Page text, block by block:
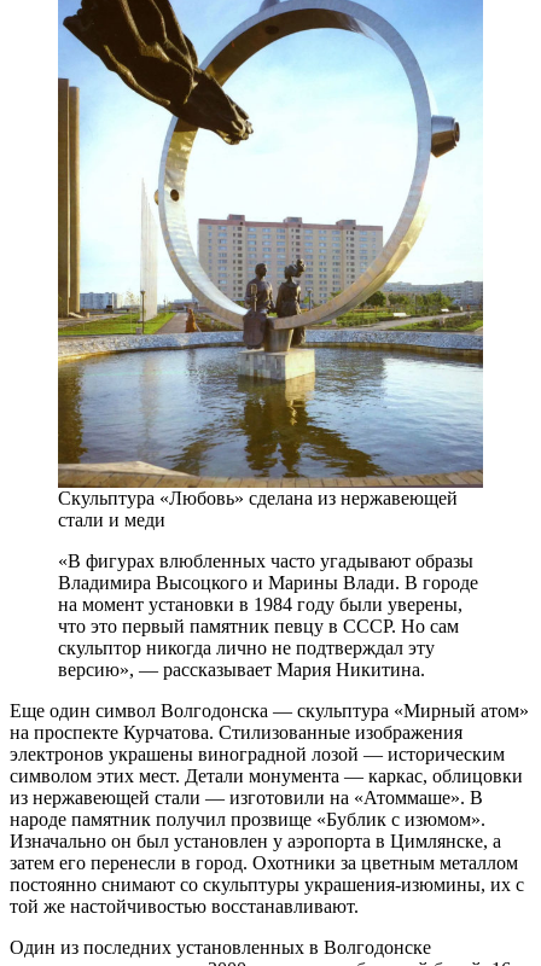
Скульптура «Любовь» сделана из нержавеющей
стали и меди
«В фигурах влюбленных часто угадывают образы
Владимира Высоцкого и Марины Влади. В городе
на момент установки в 1984 году были уверены,
что это первый памятник певцу в СССР. Но сам
скульптор никогда лично не подтверждал эту
версию», — ​рассказывает Мария Никитина.
Еще один символ Волгодонска — ​скульптура «Мирный атом»
на проспекте Курчатова. Стилизованные изображения
электронов украшены виноградной лозой — ​историческим
символом этих мест. Детали монумента — ​каркас, облицовки
из нержавеющей стали — ​изготовили на «Атоммаше». В
народе памятник получил прозвище «Бублик с изюмом».
Изначально он был установлен у аэропорта в Цимлянске, а
затем его перенесли в город. Охотники за цветным металлом
постоянно снимают со скульптуры украшения­-изюмины, их с
той же настойчивостью восстанавливают.
Один из последних установленных в Волгодонске